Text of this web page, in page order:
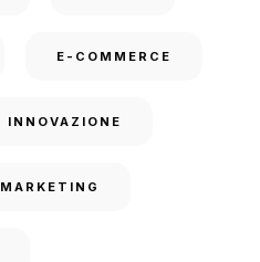
E-COMMERCE
INNOVAZIONE
MARKETING